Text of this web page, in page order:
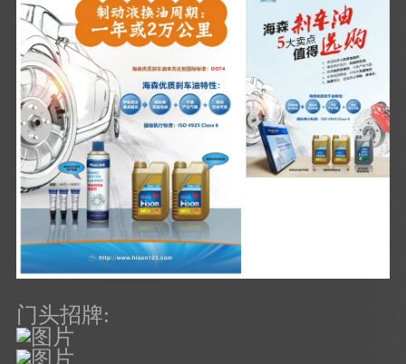
门头招牌: